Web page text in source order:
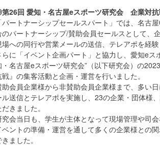
26回 愛知・名古屋eスポーツ研究会 企業対
パートナーシップセールスパート」では、名古
のパートナーシップ/賛助会員セールスとして、
場への同行や営業メールの送信、テレアポを経験
らに「イベント企画パート」と協力し、愛知eス
・名古屋eスポーツ研究会”（以下研究会）の
戦』の集客活動と企画・運営を行いました。
助会員企業様から非賛助会員企業様まで、多い
ル送信とテレアポを実施し、23の企業・団体様
きました。
究会当日も、学生が主体となって現場管理や司
ベントの準備・運営を通して多くの企業様との
ました。